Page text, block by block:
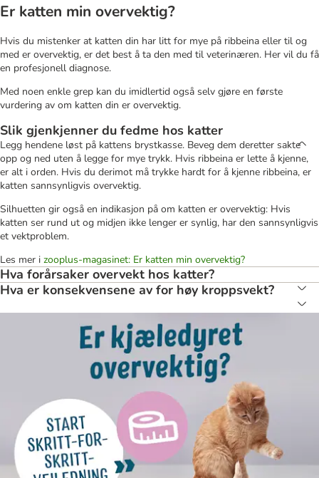
Er katten min overvektig?
Hvis du mistenker at katten din har litt for mye på ribbeina eller til og
med er overvektig, er det best å ta den med til veterinæren. Her vil du få
en profesjonell diagnose.
Med noen enkle grep kan du imidlertid også selv gjøre en første
vurdering av om katten din er overvektig.
Slik gjenkjenner du fedme hos katter
Legg hendene løst på kattens brystkasse. Beveg dem deretter sakte
opp og ned uten å legge for mye trykk. Hvis ribbeina er lette å kjenne,
er alt i orden. Hvis du derimot må trykke hardt for å kjenne ribbeina, er
katten sannsynligvis overvektig.
Silhuetten gir også en indikasjon på om katten er overvektig: Hvis
katten ser rund ut og midjen ikke lenger er synlig, har den sannsynligvis
et vektproblem.
Les mer i zooplus-magasinet: Er katten min overvektig?
Hva forårsaker overvekt hos katter?
Hva er konsekvensene av for høy kroppsvekt?